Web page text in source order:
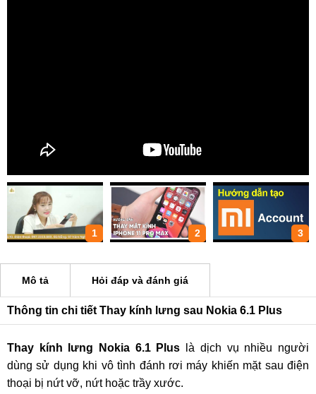
1 2 3
Mô tả Hỏi đáp và đánh giá
Thông tin chi tiết Thay kính lưng sau Nokia 6.1 Plus
Thay kính lưng Nokia 6.1 Plus là dịch vụ nhiều người
dùng sử dụng khi vô tình đánh rơi máy khiến mặt sau điện
thoại bị nứt vỡ, nứt hoặc trầy xước.